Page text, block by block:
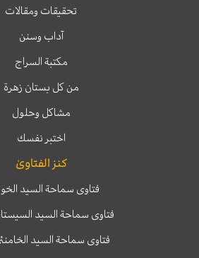
تحقيقات ومقالات
آداب وسنن
مكتبة السراج
من كل بستان زهرة
مشاكل وحلول
اختبر نفسك
كنز الفتاوىٰ
فتاوى سماحة السيد
فتاوى سماحة السيد
فتاوى سماحة السيد